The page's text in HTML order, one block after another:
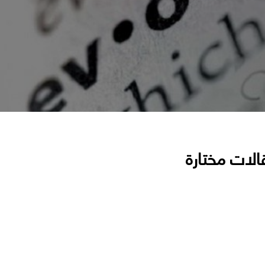
مختارة